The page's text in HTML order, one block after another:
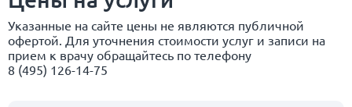
Указанные на сайте цены не являются публичной
офертой. Для уточнения стоимости услуг и записи на
прием к врачу обращайтесь по телефону
8 (495) 126-14-75